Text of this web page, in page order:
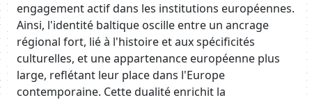
engagement actif dans les institutions européennes.
Ainsi, l'identité baltique oscille entre un ancrage
régional fort, lié à l'histoire et aux spécificités
culturelles, et une appartenance européenne plus
large, reflétant leur place dans l'Europe
contemporaine. Cette dualité enrichit la